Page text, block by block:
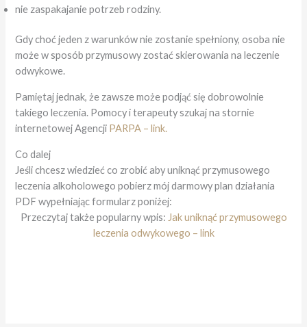
nie zaspakajanie potrzeb rodziny.
Gdy choć jeden z warunków nie zostanie spełniony, osoba nie
może w sposób przymusowy zostać skierowania na leczenie
odwykowe.
Pamiętaj jednak, że zawsze może podjąć się dobrowolnie
takiego leczenia. Pomocy i terapeuty szukaj na stornie
internetowej Agencji PARPA – link.
Co dalej
Jeśli chcesz wiedzieć co zrobić aby uniknąć przymusowego
leczenia alkoholowego pobierz mój darmowy plan działania
PDF wypełniając formularz poniżej:
Przeczytaj także popularny wpis: Jak uniknąć przymusowego
leczenia odwykowego – link